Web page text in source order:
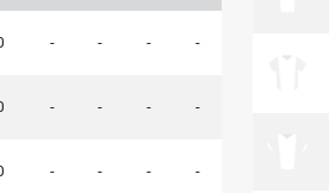
- - - -
- - - -
- - - -